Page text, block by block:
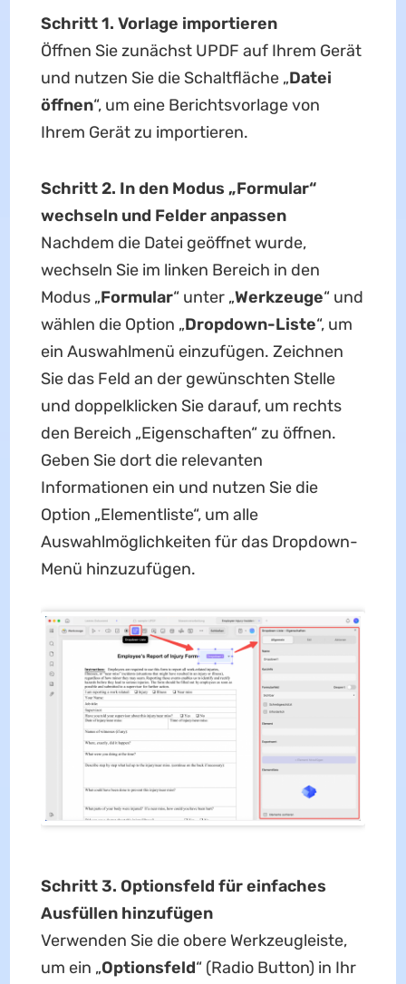
Schritt 1. Vorlage importieren
Öffnen Sie zunächst UPDF auf Ihrem Gerät
und nutzen Sie die Schaltfläche „Datei
öffnen“, um eine Berichtsvorlage von
Ihrem Gerät zu importieren.
Schritt 2. In den Modus „Formular“
wechseln und Felder anpassen
Nachdem die Datei geöffnet wurde,
wechseln Sie im linken Bereich in den
Modus „Formular“ unter „Werkzeuge“ und
wählen die Option „Dropdown-Liste“, um
ein Auswahlmenü einzufügen. Zeichnen
Sie das Feld an der gewünschten Stelle
und doppelklicken Sie darauf, um rechts
den Bereich „Eigenschaften“ zu öffnen.
Geben Sie dort die relevanten
Informationen ein und nutzen Sie die
Option „Elementliste“, um alle
Auswahlmöglichkeiten für das Dropdown-
Menü hinzuzufügen.
Schritt 3. Optionsfeld für einfaches
Ausfüllen hinzufügen
Verwenden Sie die obere Werkzeugleiste,
um ein „Optionsfeld“ (Radio Button) in Ihr